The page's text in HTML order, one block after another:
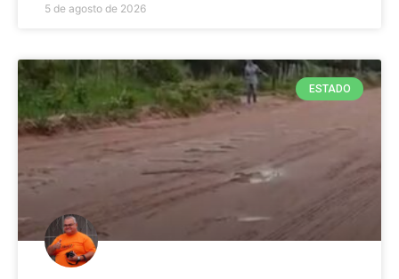
5 de agosto de 2026
ESTADO